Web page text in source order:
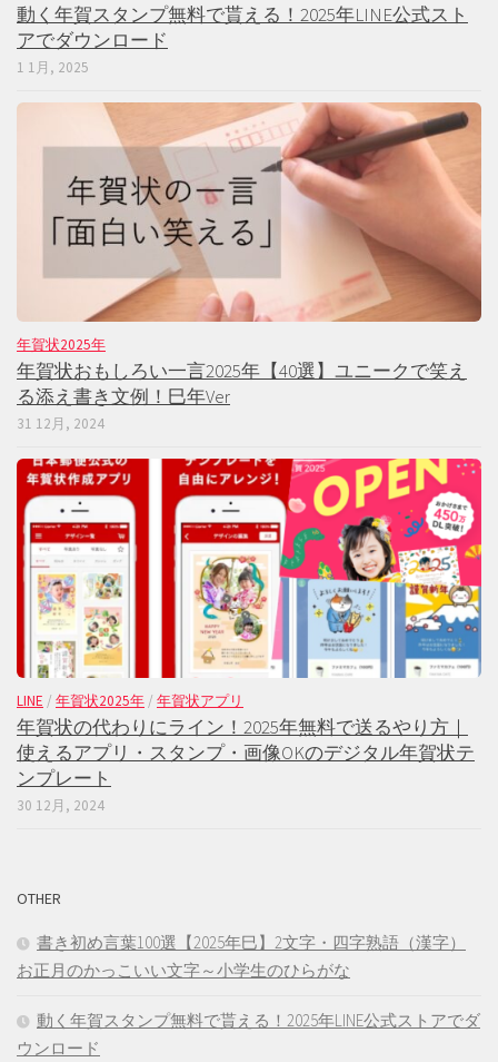
動く年賀スタンプ無料で貰える！2025年LINE公式スト
アでダウンロード
1 1月, 2025
年賀状2025年
年賀状おもしろい一言2025年【40選】ユニークで笑え
る添え書き文例！巳年Ver
31 12月, 2024
LINE / 年賀状2025年 / 年賀状アプリ
年賀状の代わりにライン！2025年無料で送るやり方｜
使えるアプリ・スタンプ・画像OKのデジタル年賀状テ
ンプレート
30 12月, 2024
OTHER
書き初め言葉100選【2025年巳】2文字・四字熟語（漢字）
お正月のかっこいい文字～小学生のひらがな
動く年賀スタンプ無料で貰える！2025年LINE公式ストアでダ
ウンロード